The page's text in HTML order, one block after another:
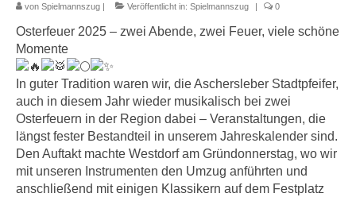
von Spielmannszug | Veröffentlicht in: Spielmannszug | 0
Osterfeuer 2025 – zwei Abende, zwei Feuer, viele schöne
Momente
In guter Tradition waren wir, die Aschersleber Stadtpfeifer,
auch in diesem Jahr wieder musikalisch bei zwei
Osterfeuern in der Region dabei – Veranstaltungen, die
längst fester Bestandteil in unserem Jahreskalender sind.
Den Auftakt machte Westdorf am Gründonnerstag, wo wir
mit unseren Instrumenten den Umzug anführten und
anschließend mit einigen Klassikern auf dem Festplatz